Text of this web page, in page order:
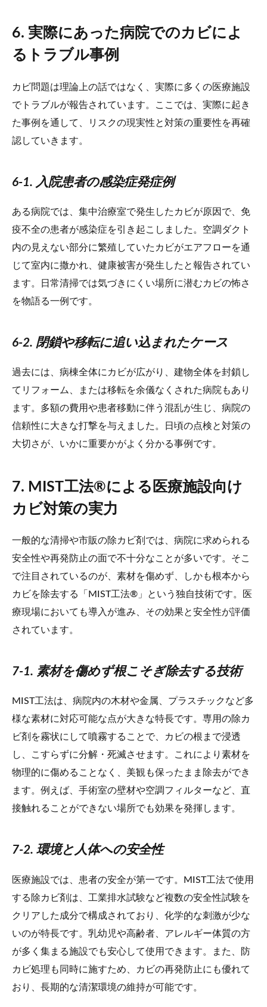
6. 実際にあった病院でのカビによ
るトラブル事例
カビ問題は理論上の話ではなく、実際に多くの医療施設
でトラブルが報告されています。ここでは、実際に起き
た事例を通して、リスクの現実性と対策の重要性を再確
認していきます。
6-1. 入院患者の感染症発症例
ある病院では、集中治療室で発生したカビが原因で、免
疫不全の患者が感染症を引き起こしました。空調ダクト
内の見えない部分に繁殖していたカビがエアフローを通
じて室内に撒かれ、健康被害が発生したと報告されてい
ます。日常清掃では気づきにくい場所に潜むカビの怖さ
を物語る一例です。
6-2. 閉鎖や移転に追い込まれたケース
過去には、病棟全体にカビが広がり、建物全体を封鎖し
てリフォーム、または移転を余儀なくされた病院もあり
ます。多額の費用や患者移動に伴う混乱が生じ、病院の
信頼性に大きな打撃を与えました。日頃の点検と対策の
大切さが、いかに重要かがよく分かる事例です。
7. MIST工法®による医療施設向け
カビ対策の実力
一般的な清掃や市販の除カビ剤では、病院に求められる
安全性や再発防止の面で不十分なことが多いです。そこ
で注目されているのが、素材を傷めず、しかも根本から
カビを除去する「MIST工法®」という独自技術です。医
療現場においても導入が進み、その効果と安全性が評価
されています。
7-1. 素材を傷めず根こそぎ除去する技術
MIST工法は、病院内の木材や金属、プラスチックなど多
様な素材に対応可能な点が大きな特長です。専用の除カ
ビ剤を霧状にして噴霧することで、カビの根まで浸透
し、こすらずに分解・死滅させます。これにより素材を
物理的に傷めることなく、美観も保ったまま除去ができ
ます。例えば、手術室の壁材や空調フィルターなど、直
接触れることができない場所でも効果を発揮します。
7-2. 環境と人体への安全性
医療施設では、患者の安全が第一です。MIST工法で使用
する除カビ剤は、工業排水試験など複数の安全性試験を
クリアした成分で構成されており、化学的な刺激が少な
いのが特長です。乳幼児や高齢者、アレルギー体質の方
が多く集まる施設でも安心して使用できます。また、防
カビ処理も同時に施すため、カビの再発防止にも優れて
おり、長期的な清潔環境の維持が可能です。